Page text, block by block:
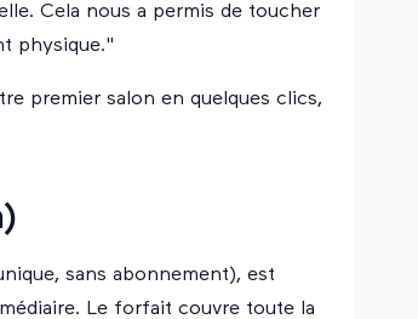
Cela nous a permis de toucher
physique."
premier salon en quelques clics,
sans abonnement), est
Le forfait couvre toute la